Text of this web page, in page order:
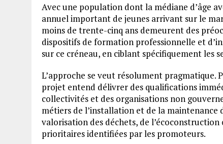
Avec une population dont la médiane d’âge
annuel important de jeunes arrivant sur le
moins de trente-cinq ans demeurent des
dispositifs de formation professionnelle et
sur ce créneau, en ciblant spécifiquement les
L’approche se veut résolument pragmatique.
projet entend délivrer des qualifications
collectivités et des organisations non
métiers de l’installation et de la
valorisation des déchets, de
prioritaires identifiées par les promoteurs.